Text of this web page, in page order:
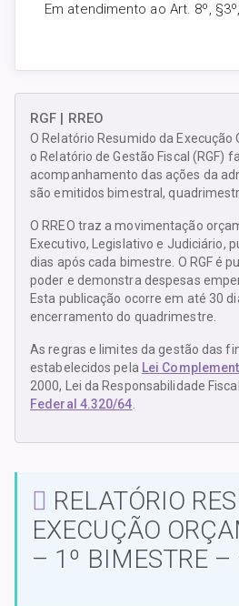
Em atendimento ao Art. 8º,
RGF | RREO
O Relatório Resumido da Execução
o Relatório de Gestão Fiscal (RGF)
acompanhamento das ações da
são emitidos bimestral,
O RREO traz a movimentação
Executivo, Legislativo e Judiciário,
dias após cada bimestre. O RGF é
poder e demonstra despesas
Esta publicação ocorre em até 30
encerramento do quadrimestre.
As regras e limites da gestão das
estabelecidos pela Lei
2000, Lei da Responsabilidade
Federal 4.320/64.
RELATÓRIO
EXECUÇÃO
– 1º BIMESTRE